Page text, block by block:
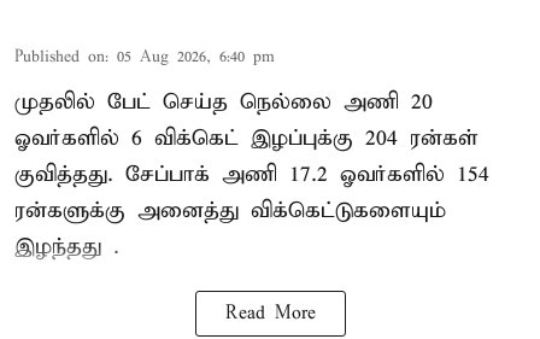
Published on: 05 Aug 2026, 6:40 pm
முதலில் பேட் செய்த நெல்லை அணி 20
ஓவர்களில் 6 விக்கெட் இழப்புக்கு 204 ரன்கள்
குவித்தது. சேப்பாக் அணி 17.2 ஓவர்களில் 154
ரன்களுக்கு அனைத்து விக்கெட்டுகளையும்
இழந்தது .
Read More